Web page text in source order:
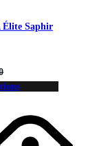
Élite Saphir